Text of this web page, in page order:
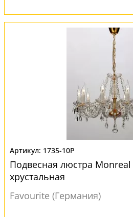
1735-10P
Подвесная люстра Monreal
хрустальная
Favourite (Германия)